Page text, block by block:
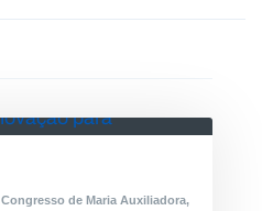
Congresso de Maria Auxiliadora,